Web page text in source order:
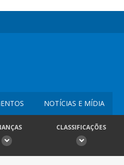
NOTÍCIAS E MÍDIA
CLASSIFICAÇÕES